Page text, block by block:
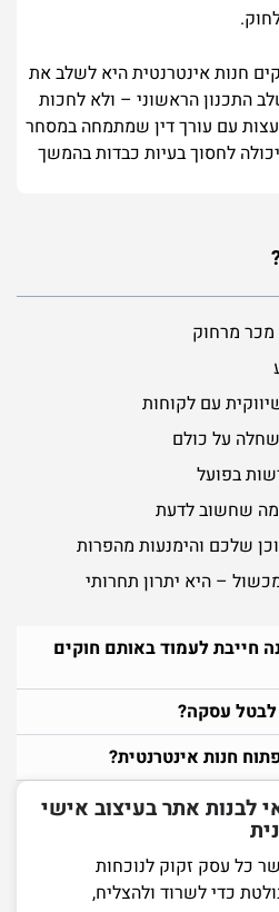
חנות אינטרנטית היא לשלב את
התכנון הראשוני – ולא לחכות
עם עורך דין שמתמחה במסחר
לחסוך בעיות כבדות בהמשך
מרחוק
עם לקוחות
שחלה על כולם
בפועל
מה שחשוב לדעת
שלכם והימנעות מהפרות
– היא יתרון תחרותי
חייבת לעמוד באותם חוקים
עסקה?
חנות אינטרנטית?
לבנות אתר בעיצוב אישי
כל עסק זקוק לנוכחות
כדי לשרוד ולהצליח,